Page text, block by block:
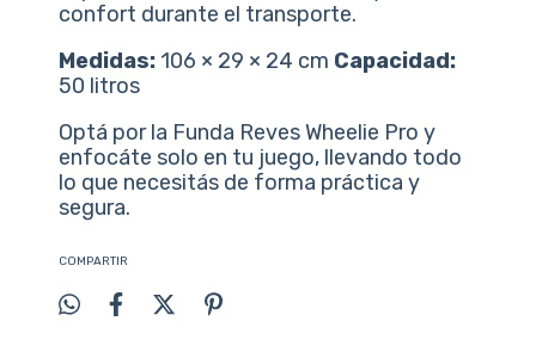
confort durante el transporte.
Medidas: 106 × 29 × 24 cm Capacidad:
50 litros
Optá por la Funda Reves Wheelie Pro y
enfocáte solo en tu juego, llevando todo
lo que necesitás de forma práctica y
segura.
COMPARTIR